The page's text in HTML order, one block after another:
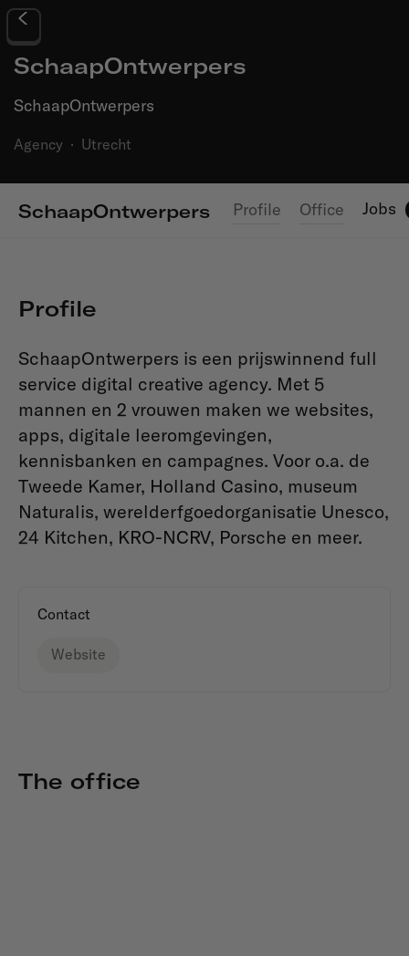
SchaapOntwerpers
SchaapOntwerpers
Agency · Utrecht
SchaapOntwerpers Profile Office Jobs
Profile
SchaapOntwerpers is een prijswinnend full
service digital creative agency. Met 5
mannen en 2 vrouwen maken we websites,
apps, digitale leeromgevingen,
kennisbanken en campagnes. Voor o.a. de
Tweede Kamer, Holland Casino, museum
Naturalis, werelderfgoedorganisatie Unesco,
24 Kitchen, KRO-NCRV, Porsche en meer.
Contact
Website
The office